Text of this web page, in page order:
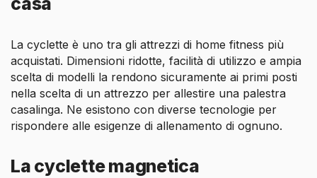
La cyclette è uno tra gli attrezzi di home fitness più
acquistati. Dimensioni ridotte, facilità di utilizzo e ampia
scelta di modelli la rendono sicuramente ai primi posti
nella scelta di un attrezzo per allestire una palestra
casalinga. Ne esistono con diverse tecnologie per
rispondere alle esigenze di allenamento di ognuno.
La cyclette magnetica